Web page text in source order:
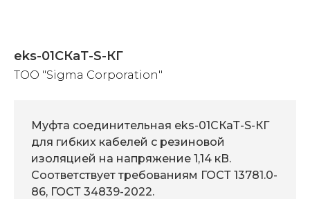
eks-01СКаТ-S-КГ
TOO "Sigma Corporation"
Муфта соединительная eks-01СКаТ-S-КГ
для гибких кабелей с резиновой
изоляцией на напряжение 1,14 кВ.
Соответствует требованиям ГОСТ 13781.0-
86, ГОСТ 34839-2022.